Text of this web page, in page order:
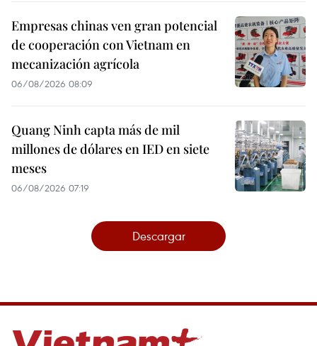
Empresas chinas ven gran potencial
de cooperación con Vietnam en
mecanización agrícola
06/08/2026 08:09
Quang Ninh capta más de mil
millones de dólares en IED en siete
meses
06/08/2026 07:19
Descargar